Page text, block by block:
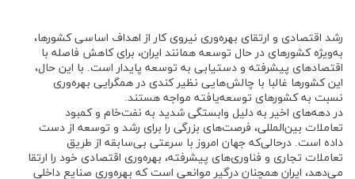
رشد اقتصادی و ارتقای بهره‌وری نیروی کار از اهداف اساسی کشورها،
به‌ویژه کشورهای در حال توسعه همانند ایران، برای کاهش فاصله با
اقتصادهای پیشرفته و دستیابی به توسعه پایدار است. با این حال،
این کشورها غالبا با چالش‌هایی نظیر کندی در همگرایی بهره‌وری
نسبت به کشورهای توسعه‌یافته مواجه هستند.
در دهه‌های اخیر به دلیل وابستگی شدید به نفت‌خام و کمبود
تعاملات بین‌المللی، فرصت‌های بزرگی را برای رشد و توسعه از دست
داده است. درحالی‌که جهان امروز با سرعتی بی‌سابقه از طریق
تعاملات تجاری و فناوری‌های پیشرفته، بهره‌وری اقتصادی خود را ارتقا
می‌دهد، ایران همچنان درگیر موانعی است که بهره‌وری صنایع داخلی